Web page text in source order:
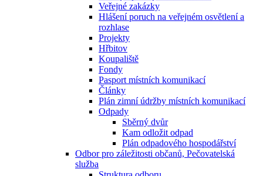
Veřejné zakázky
Hlášení poruch na veřejném osvětlení a
rozhlase
Projekty
Hřbitov
Koupaliště
Fondy
Pasport místních komunikací
Články
Plán zimní údržby místních komunikací
Odpady
Sběrný dvůr
Kam odložit odpad
Plán odpadového hospodářství
Odbor pro záležitosti občanů, Pečovatelská
služba